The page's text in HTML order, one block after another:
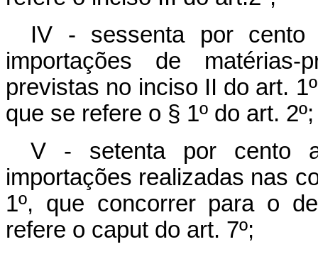
IV - sessenta por
importações de matérias-
previstas no inciso II do art.
que se refere o § 1º do art. 2º;
V - setenta por cento
importações realizadas nas
1º, que concorrer para o
refere o caput do art. 7º;